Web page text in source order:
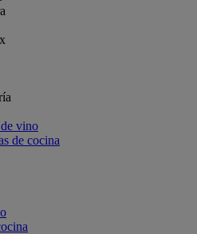
vino
de cocina